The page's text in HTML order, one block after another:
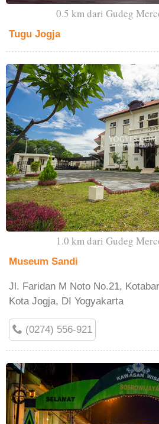
0.5 km dari Gudeg
Tugu Jogja
1.0 km dari Gudeg
Museum Sandi
Jl. Faridan M Noto No.21,
Kota Jogja, DI Yogyakarta
(0274) 556-921